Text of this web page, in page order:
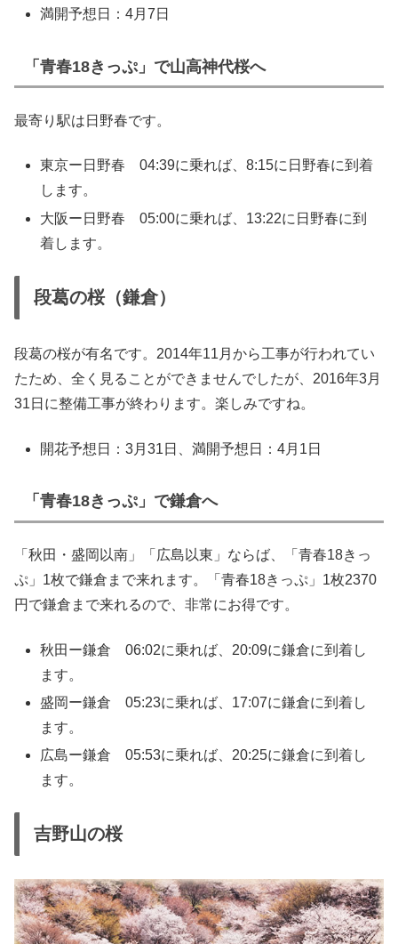
満開予想日：4月7日
「青春18きっぷ」で山高神代桜へ
最寄り駅は日野春です。
東京ー日野春 04:39に乗れば、8:15に日野春に到着
します。
大阪ー日野春 05:00に乗れば、13:22に日野春に到
着します。
段葛の桜（鎌倉）
段葛の桜が有名です。2014年11月から工事が行われてい
たため、全く見ることができませんでしたが、2016年3月
31日に整備工事が終わります。楽しみですね。
開花予想日：3月31日、満開予想日：4月1日
「青春18きっぷ」で鎌倉へ
「秋田・盛岡以南」「広島以東」ならば、「青春18きっ
ぷ」1枚で鎌倉まで来れます。「青春18きっぷ」1枚2370
円で鎌倉まで来れるので、非常にお得です。
秋田ー鎌倉 06:02に乗れば、20:09に鎌倉に到着し
ます。
盛岡ー鎌倉 05:23に乗れば、17:07に鎌倉に到着し
ます。
広島ー鎌倉 05:53に乗れば、20:25に鎌倉に到着し
ます。
吉野山の桜